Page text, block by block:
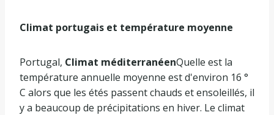
Climat portugais et température moyenne
Portugal, Climat méditerranéenQuelle est la
température annuelle moyenne est d'environ 16 °
C alors que les étés passent chauds et ensoleillés, il
y a beaucoup de précipitations en hiver. Le climat